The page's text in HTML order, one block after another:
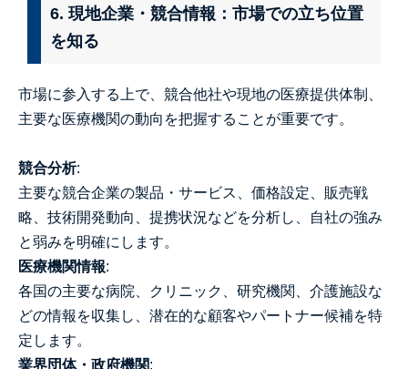
6. 現地企業・競合情報：市場での立ち位置
を知る
市場に参入する上で、競合他社や現地の医療提供体制、
主要な医療機関の動向を把握することが重要です。
競合分析:
主要な競合企業の製品・サービス、価格設定、販売戦
略、技術開発動向、提携状況などを分析し、自社の強み
と弱みを明確にします。
医療機関情報:
各国の主要な病院、クリニック、研究機関、介護施設な
どの情報を収集し、潜在的な顧客やパートナー候補を特
定します。
業界団体・政府機関: